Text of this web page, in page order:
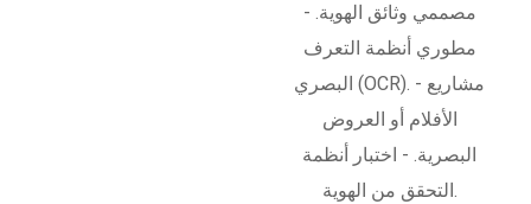
مصممي وثائق الهوية. -
مطوري أنظمة التعرف
البصري (OCR). - مشاريع
الأفلام أو العروض
البصرية. - اختبار أنظمة
التحقق من الهوية.